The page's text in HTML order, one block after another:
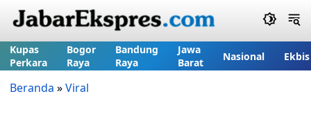
Kupas
Perkara
Bogor
Raya
Bandung
Raya
Jawa
Barat
Nasional Ekbis
Beranda »Viral